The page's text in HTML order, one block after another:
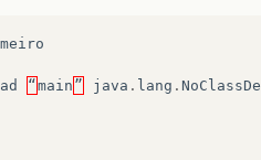
“ main ” java . lang .